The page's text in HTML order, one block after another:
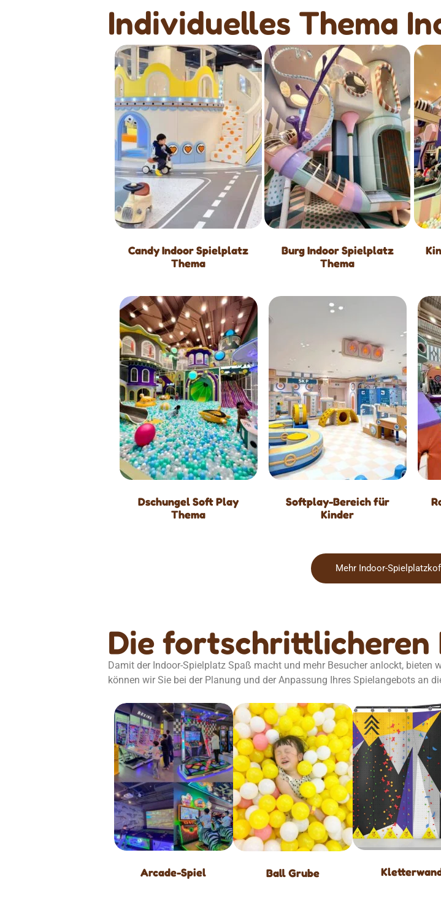
Individuelles Thema
Candy Indoor Spielplatz
Thema
Burg Indoor Spielplatz
Thema
Dschungel Soft Play
Thema
Softplay-Bereich für
Kinder
Mehr Indoor-
Die fortschrittlicheren
Damit der Indoor-Spielplatz Spaß macht und mehr Besucher anlockt, bieten
können wir Sie bei der Planung und der Anpassung Ihres Spielangebots an
Arcade-Spiel Ball Grube